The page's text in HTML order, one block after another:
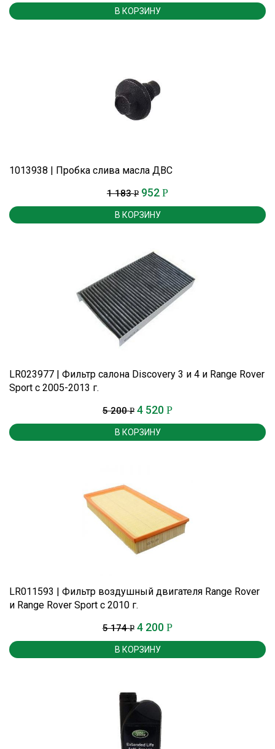
В КОРЗИНУ
1013938 | Пробка слива масла ДВС
1 183Р 952 Р
В КОРЗИНУ
LR023977 | Фильтр салона Discovery 3 и 4 и Range Rover
Sport с 2005-2013 г.
5 200Р 4 520 Р
В КОРЗИНУ
LR011593 | Фильтр воздушный двигателя Range Rover
и Range Rover Sport c 2010 г.
5 174Р 4 200 Р
В КОРЗИНУ